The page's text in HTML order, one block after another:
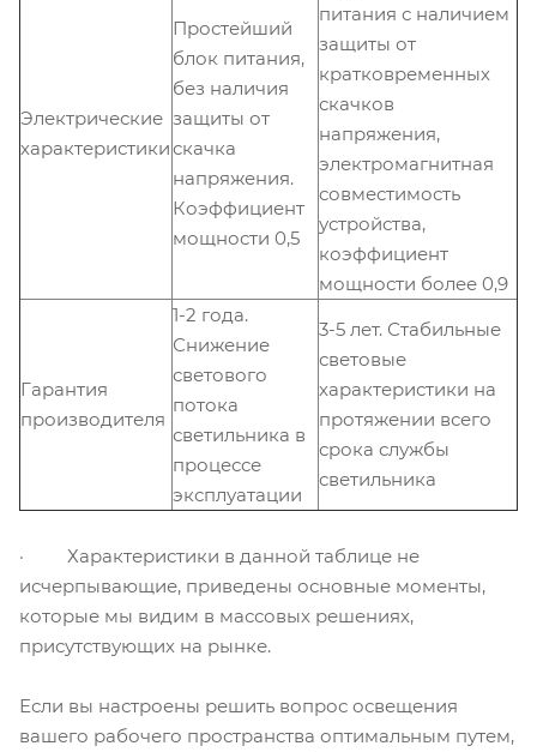
Электрические
характеристики
Простейший
блок питания,
без наличия
защиты от
скачка
напряжения.
Коэффициент
мощности 0,5
питания с наличием
защиты от
кратковременных
скачков
напряжения,
электромагнитная
совместимость
устройства,
коэффициент
мощности более 0,9
Гарантия
производителя
1-2 года.
Снижение
светового
потока
светильника в
процессе
эксплуатации
3-5 лет. Стабильные
световые
характеристики на
протяжении всего
срока службы
светильника
· Характеристики в данной таблице не
исчерпывающие, приведены основные моменты,
которые мы видим в массовых решениях,
присутствующих на рынке.
Если вы настроены решить вопрос освещения
вашего рабочего пространства оптимальным путем,